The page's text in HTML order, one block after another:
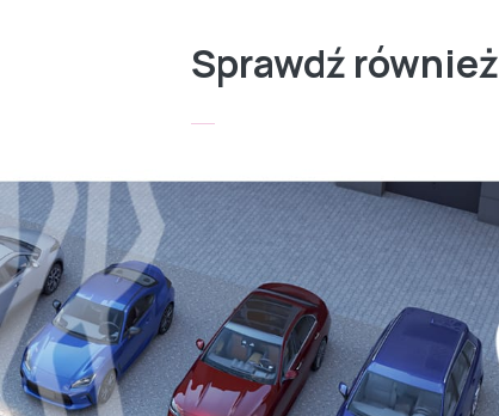
Sprawdź również